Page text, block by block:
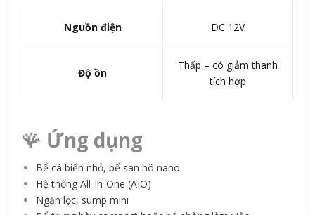
Nguồn điện DC 12V
Độ ồn
Thấp – có giảm thanh
tích hợp
🪸 Ứng dụng
Bể cá biển nhỏ, bể san hô nano
Hệ thống All-In-One (AIO)
Ngăn lọc, sump mini